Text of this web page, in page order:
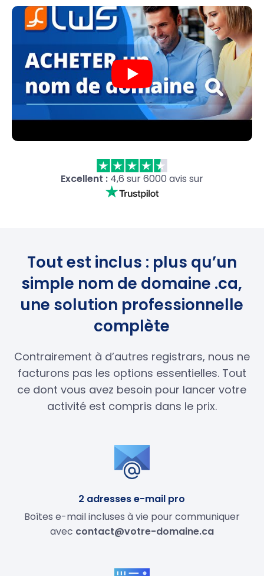
Excellent :4,6 sur 6000 avis sur
Tout est inclus : plus qu’un
simple nom de domaine .ca,
une solution professionnelle
complète
Contrairement à d’autres registrars, nous ne
facturons pas les options essentielles. Tout
ce dont vous avez besoin pour lancer votre
activité est compris dans le prix.
2 adresses e-mail pro
Boîtes e-mail incluses à vie pour communiquer
avec contact@votre-domaine.ca